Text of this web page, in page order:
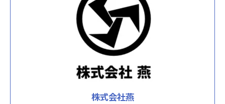
株式会社燕